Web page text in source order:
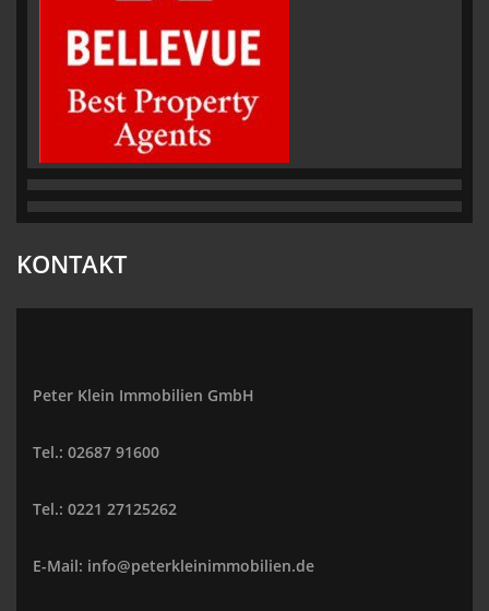
KONTAKT
Peter Klein Immobilien GmbH
Tel.: 02687 91600
Tel.: 0221 27125262
E-Mail: info@peterkleinimmobilien.de